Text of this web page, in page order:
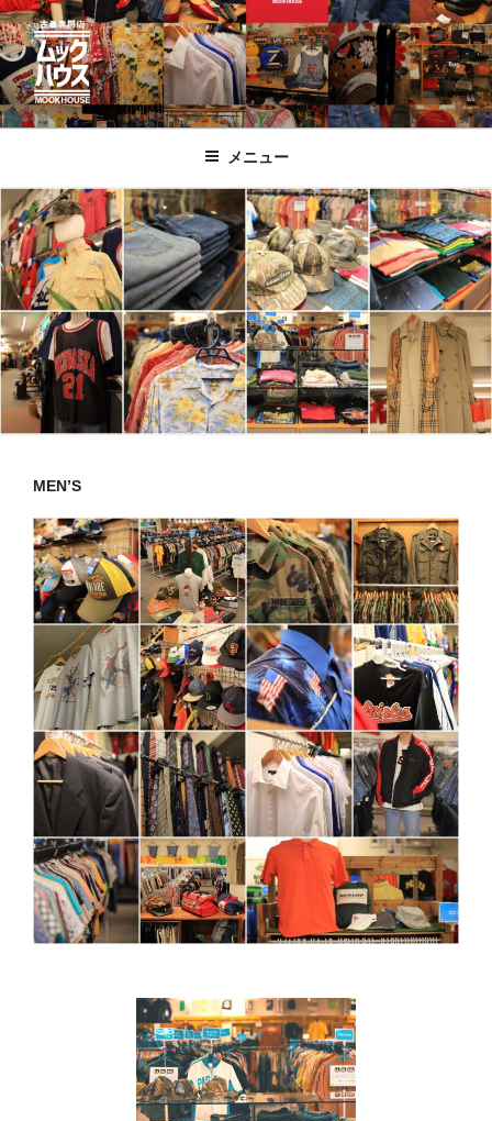
コ
ン
テ
ン
ツ
ッ
プ
古着屋 ムックハウス
佐世保・佐々・南長崎・人吉
メニュー
MEN’S